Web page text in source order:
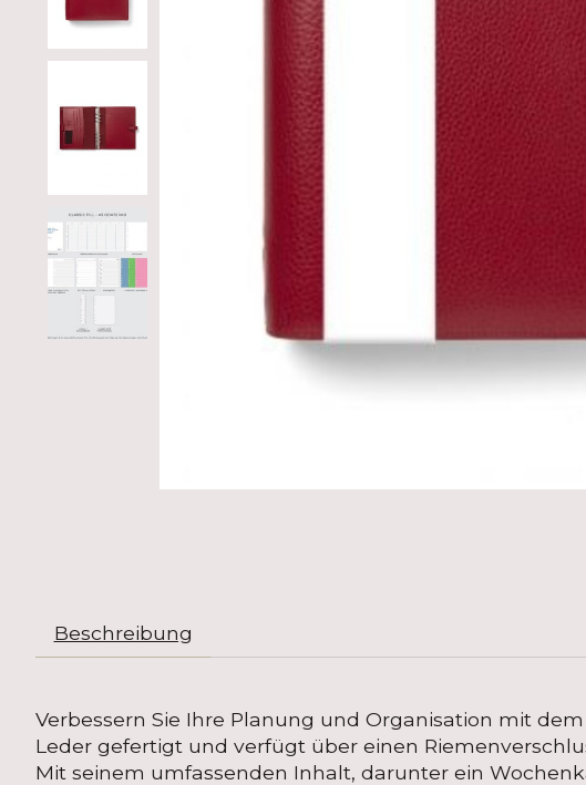
Beschreibung
Verbessern Sie Ihre Planung und Organisation mit
Leder gefertigt und verfügt über einen
Mit seinem umfassenden Inhalt, darunter ein